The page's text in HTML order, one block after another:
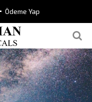
Ödeme Yap